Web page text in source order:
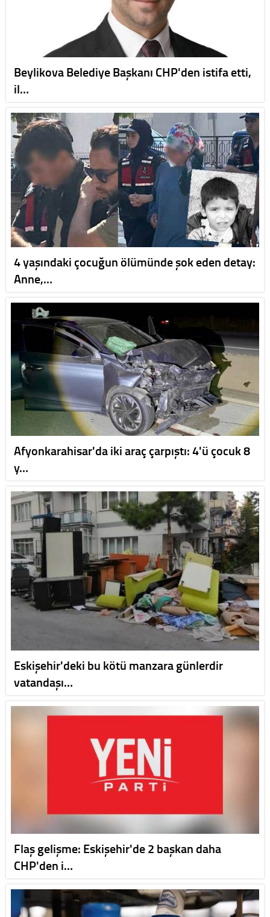
Beylikova Belediye Başkanı CHP'den istifa etti,
il…
4 yaşındaki çocuğun ölümünde şok eden detay:
Anne,…
Afyonkarahisar'da iki araç çarpıştı: 4'ü çocuk 8
y…
Eskişehir'deki bu kötü manzara günlerdir
vatandaşı…
Flaş gelişme: Eskişehir'de 2 başkan daha
CHP'den i…